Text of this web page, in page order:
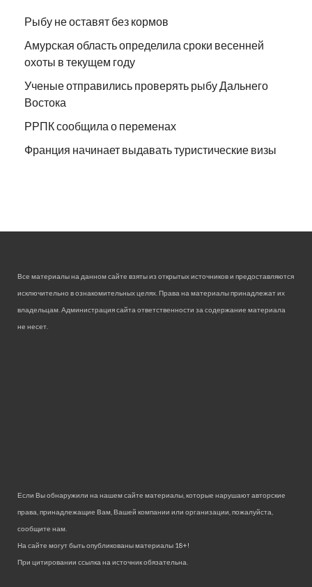
Рыбу не оставят без кормов
Амурская область определила сроки весенней
охоты в текущем году
Ученые отправились проверять рыбу Дальнего
Востока
РРПК сообщила о переменах
Франция начинает выдавать туристические визы
Все материалы на данном сайте взяты из открытых источников и предоставляются
исключительно в ознакомительных целях. Права на материалы принадлежат их
владельцам. Администрация сайта ответственности за содержание материала
не несет.
Если Вы обнаружили на нашем сайте материалы, которые нарушают авторские
права, принадлежащие Вам, Вашей компании или организации, пожалуйста,
сообщите нам.
На сайте могут быть опубликованы материалы 18+!
При цитировании ссылка на источник обязательна.